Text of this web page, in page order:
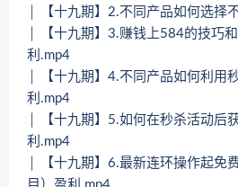
│ 【十九期】2.不同产品如何选择
│ 【十九期】3.赚钱上584的技巧
利.mp4
│ 【十九期】4.不同产品如何利用
利.mp4
│ 【十九期】5.如何在秒杀活动后
利.mp4
│ 【十九期】6.最新连环操作起免